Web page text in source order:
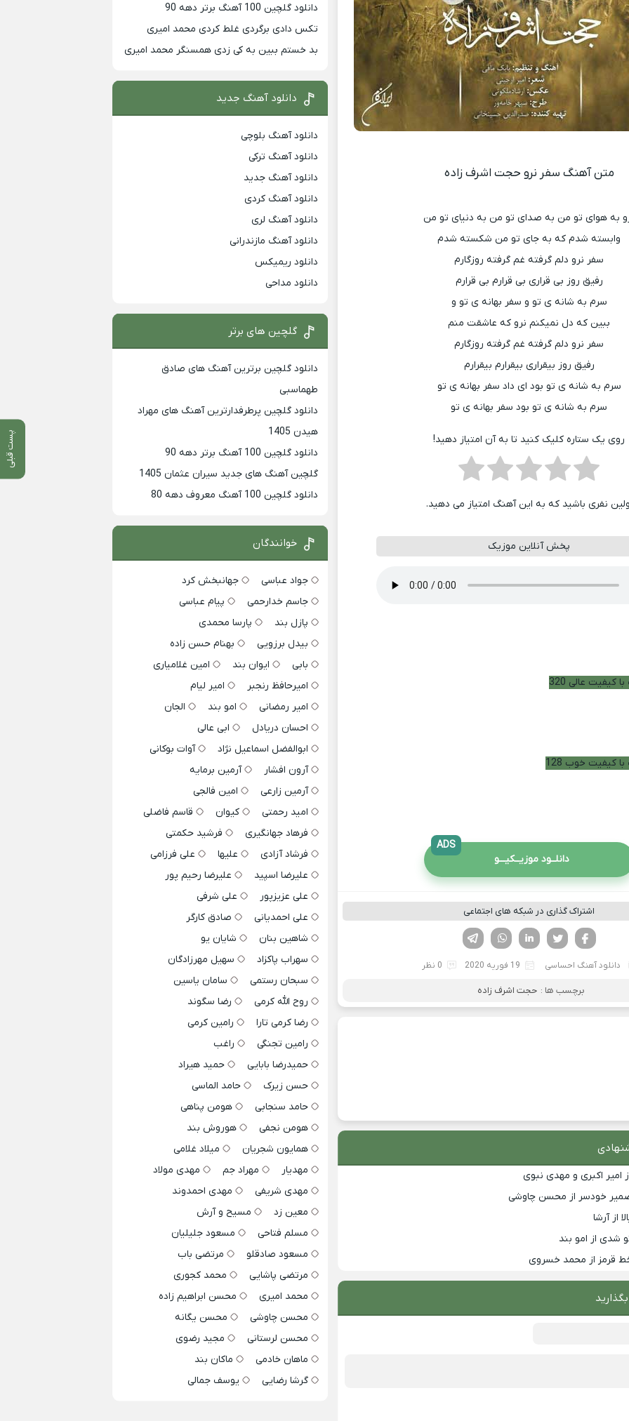
پست قبلی
متن آهنگ سفر نرو حجت اشرف زاده
به هوای تو من به صدای تو من به دنیای تو من
وابسته شدم که به جای تو من شکسته شدم
سفر نرو دلم گرفته غم گرفته روزگارم
رفیق روز بی قراری بی قرارم بی قرارم
سرم به شانه ی تو و سفر بهانه ی تو و
ببین که دل نمیکنم نرو که عاشقت منم
سفر نرو دلم گرفته غم گرفته روزگارم
رفیق روز بیقراری بیقرارم بیقرارم
سرم به شانه ی تو بود ای داد سفر بهانه ی تو
سرم به شانه ی تو بود سفر بهانه ی تو
روی یک ستاره کلیک کنید تا به آن امتیاز دهید!
نفری باشید که به این آهنگ امتیاز می دهید.
پخش آنلاین موزیک
کیفیت عالی 320
کیفیت خوب 128
دانلــود موزیــکیـــو
ADS
اشتراک گذاری در شبکه های اجتماعی
لینکدین تویتر
فیسوک
دانلود آهنگ احساسی 19 فوریه 2020 0 نظر
برچسب ها : حجت اشرف زاده
امیر اکبری و مهدی نبوی
خودسر از محسن چاوشی
از آرشا
شدی از امو بند
قرمز از محمد خسروی
دانلود گلچین 100 آهنگ برتر دهه 90
تکس دادی برگردی غلط کردی محمد امیری
بد خستم ببین به کی زدی همسنگر محمد امیری
دانلود آهنگ جدید
دانلود آهنگ بلوچی
دانلود آهنگ ترکی
دانلود آهنگ جدید
دانلود آهنگ کردی
دانلود آهنگ لری
دانلود آهنگ مازندرانی
دانلود ریمیکس
دانلود مداحی
گلچین های برتر
دانلود گلچین برترین آهنگ های صادق
طهماسبی
دانلود گلچین پرطرفدارترین آهنگ های مهراد
هیدن 1405
دانلود گلچین 100 آهنگ برتر دهه 90
گلچین آهنگ های جدید سیران عثمان 1405
دانلود گلچین 100 آهنگ معروف دهه 80
خوانندگان
جواد عباسی
جهانبخش کرد
جاسم خدارحمی
پیام عباسی
پازل بند
پارسا محمدی
بیدل برزویی
بهنام حسن زاده
بابی
ایوان بند
امین غلامیاری
امیرحافظ رنجبر
امیر لیام
امیر رمضانی
امو بند
الجان
احسان دریادل
ابی عالی
ابوالفضل اسماعیل نژاد
آوات بوکانی
آرون افشار
آرمین برمایه
آرمین زارعی
امین فالجی
امید رحمتی
کیوان
قاسم فاضلی
فرهاد جهانگیری
فرشید حکمتی
فرشاد آزادی
علیها
علی فرزامی
علیرضا اسپید
علیرضا رحیم پور
علی عزیزپور
علی شرفی
علی احمدیانی
صادق کارگر
شاهین بنان
شایان یو
سهراب پاکزاد
سهیل مهرزادگان
سبحان رستمی
سامان یاسین
روح الله کرمی
رضا سگوند
رضا کرمی تارا
رامین کرمی
رامین تجنگی
راغب
حمیدرضا بابایی
حمید هیراد
حسن زیرک
حامد الماسی
حامد سنجابی
هومن پناهی
هومن نجفی
هوروش بند
همایون شجریان
میلاد غلامی
مهدیار
مهراد جم
مهدی مولاد
مهدی شریفی
مهدی احمدوند
معین زد
مسیح و آرش
مسلم فتاحی
مسعود جلیلیان
مسعود صادقلو
مرتضی باب
مرتضی پاشایی
محمد کجوری
محمد امیری
محسن ابراهیم زاده
محسن چاوشی
محسن یگانه
محسن لرستانی
مجید رضوی
ماهان خادمی
ماکان بند
گرشا رضایی
یوسف جمالی